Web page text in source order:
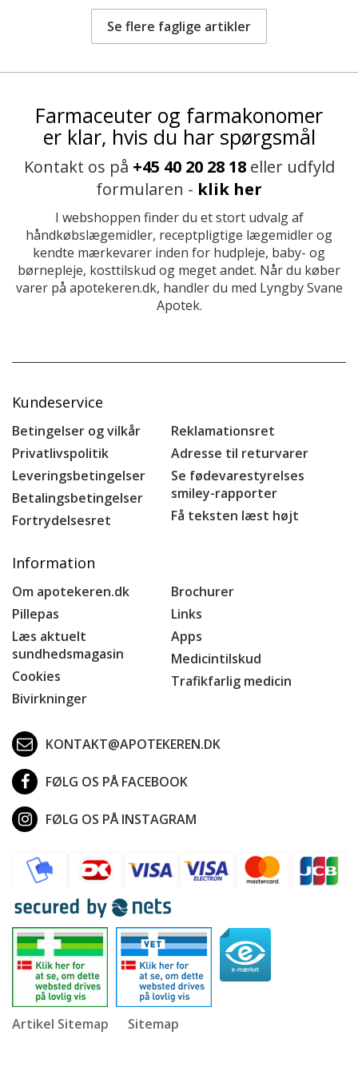
Se flere faglige artikler
Farmaceuter og farmakonomer
er klar, hvis du har spørgsmål
Kontakt os på +45 40 20 28 18eller udfyld
formularen - klik her
I webshoppen finder du et stort udvalg af
håndkøbslægemidler, receptpligtige lægemidler og
kendte mærkevarer inden for hudpleje, baby- og
børnepleje, kosttilskud og meget andet. Når du køber
varer på apotekeren.dk, handler du med Lyngby Svane
Apotek.
Kundeservice
Betingelser og vilkår
Privatlivspolitik
Leveringsbetingelser
Betalingsbetingelser
Fortrydelsesret
Reklamationsret
Adresse til returvarer
Se fødevarestyrelses
smiley-rapporter
Få teksten læst højt
Information
Om apotekeren.dk
Pillepas
Læs aktuelt
sundhedsmagasin
Cookies
Bivirkninger
Brochurer
Links
Apps
Medicintilskud
Trafikfarlig medicin
KONTAKT@APOTEKEREN.DK
FØLG OS PÅ FACEBOOK
FØLG OS PÅ INSTAGRAM
Artikel Sitemap Sitemap